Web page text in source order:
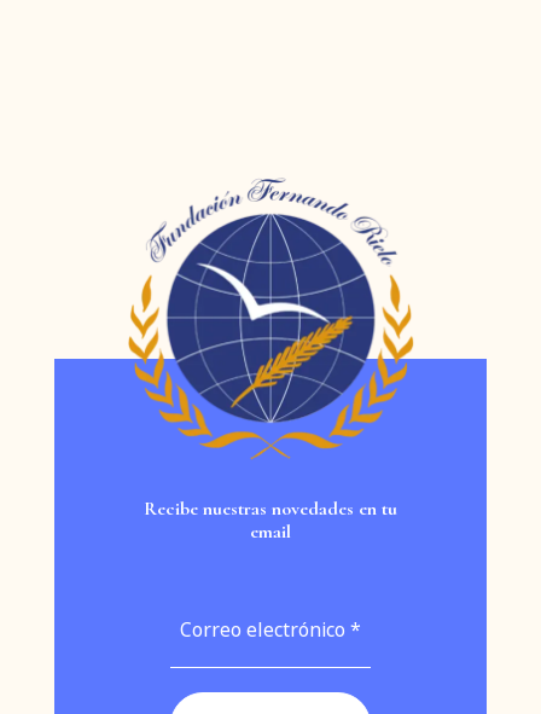
Recibe nuestras novedades en tu
email